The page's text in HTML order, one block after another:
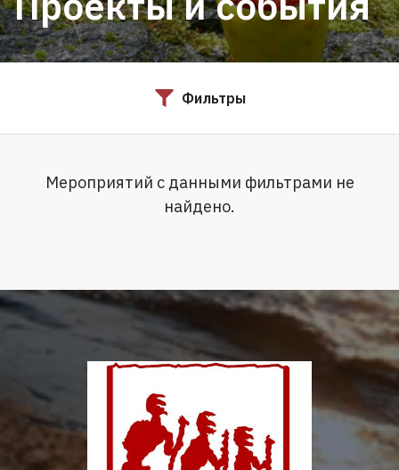
Фильтры
Мероприятий с данными фильтрами не
найдено.